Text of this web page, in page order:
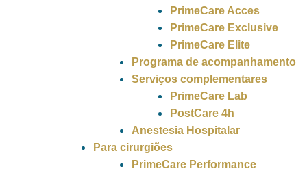
PrimeCare Acces
PrimeCare Exclusive
PrimeCare Elite
Programa de acompanhamento
Serviços complementares
PrimeCare Lab
PostCare 4h
Anestesia Hospitalar
Para cirurgiões
PrimeCare Performance